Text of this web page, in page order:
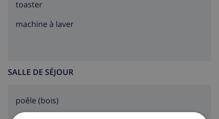
toaster
machine à laver
SALLE DE SÉJOUR
poêle (bois)